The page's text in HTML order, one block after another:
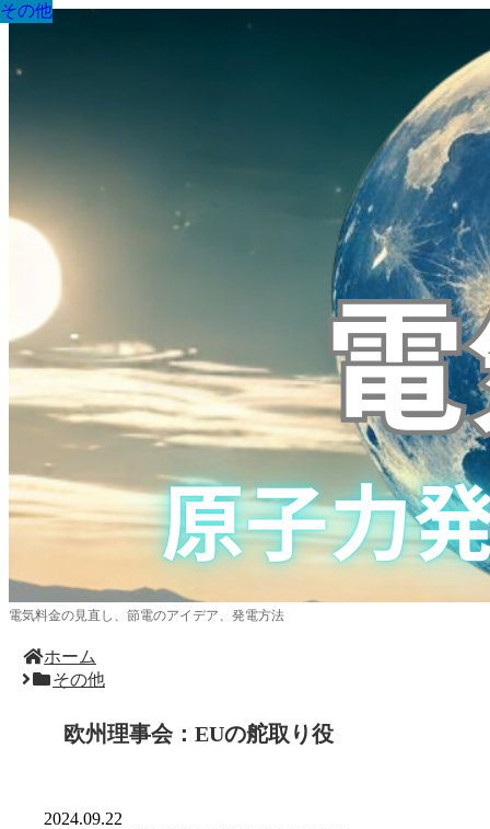
電気料金の見直し、節電のアイデア、発電方法
ホーム
その他
欧州理事会：EUの舵取り役
その他
2024.09.22
その他
その他
その他
その他
その他
その他
その他
その他